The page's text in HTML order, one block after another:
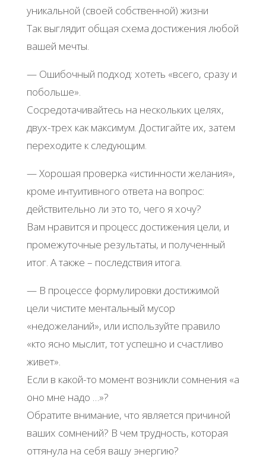
уникальной (своей собственной) жизни
Так выглядит общая схема достижения любой
вашей мечты.
— Ошибочный подход: хотеть «всего, сразу и
побольше».
Сосредотачивайтесь на нескольких целях,
двух-трех как максимум. Достигайте их, затем
переходите к следующим.
— Хорошая проверка «истинности желания»,
кроме интуитивного ответа на вопрос:
действительно ли это то, чего я хочу?
Вам нравится и процесс достижения цели, и
промежуточные результаты, и полученный
итог. А также – последствия итога.
— В процессе формулировки достижимой
цели чистите ментальный мусор
«недожеланий», или используйте правило
«кто ясно мыслит, тот успешно и счастливо
живет».
Если в какой-то момент возникли сомнения «а
оно мне надо …»?
Обратите внимание, что является причиной
ваших сомнений? В чем трудность, которая
оттянула на себя вашу энергию?